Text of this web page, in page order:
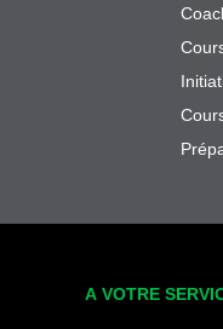
A VOTRE